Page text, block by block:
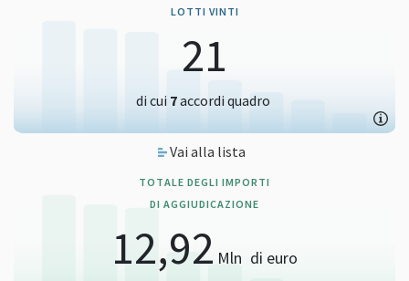
LOTTI VINTI
21
di cui 7accordi quadro
Vai alla lista
TOTALE DEGLI IMPORTI
DI AGGIUDICAZIONE
12,92 Mln di euro